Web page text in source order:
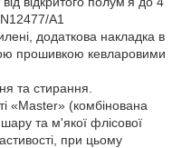
А1
додаткова накладка в
прошивкою кевларовими
та стирання.
«Master» (комбінована
та м'якої флісової
при цьому